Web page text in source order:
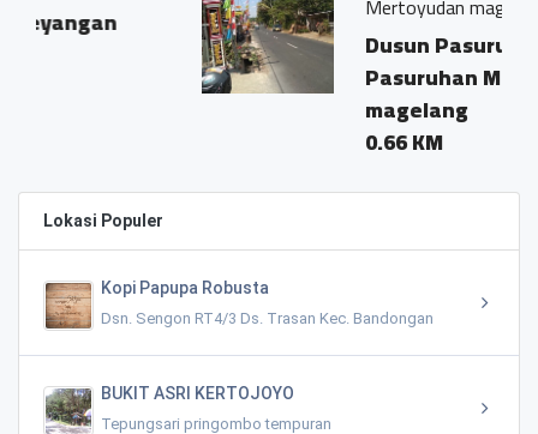
Dusun Pasuruhan Desa
Pasuruhan Mertoyudan
Lokasi Populer
Kopi Papupa Robusta
Dsn. Sengon RT4/3 Ds. Trasan Kec. Bandongan
BUKIT ASRI KERTOJOYO
Tepungsari pringombo tempuran